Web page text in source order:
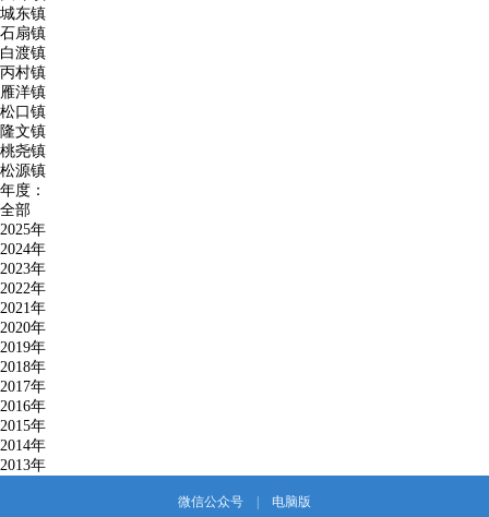
城东镇
石扇镇
白渡镇
丙村镇
雁洋镇
松口镇
隆文镇
桃尧镇
松源镇
年度：
全部
2025年
2024年
2023年
2022年
2021年
2020年
2019年
2018年
2017年
2016年
2015年
2014年
2013年
微信公众号 电脑版